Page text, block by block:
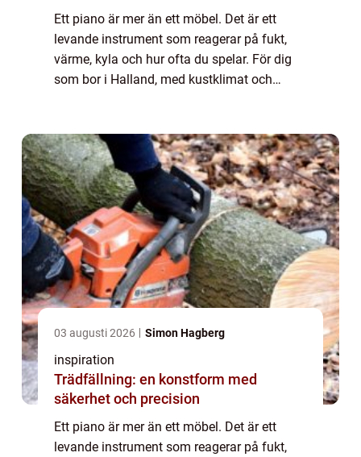
Ett piano är mer än ett möbel. Det är ett
levande instrument som reagerar på fukt,
värme, kyla och hur ofta du spelar. För dig
som bor i Halland, med kustklimat och
och ...
03 augusti 2026 Simon Hagberg
inspiration
Trädfällning: en konstform med
säkerhet och precision
Ett piano är mer än ett möbel. Det är ett
levande instrument som reagerar på fukt,